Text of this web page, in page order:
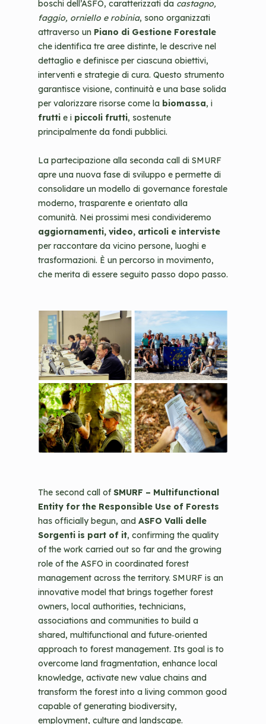
boschi dell’ASFO, caratterizzati da castagno,
faggio, orniello e robinia, sono organizzati
attraverso un Piano di Gestione Forestale
che identifica tre aree distinte, le descrive nel
dettaglio e definisce per ciascuna obiettivi,
interventi e strategie di cura. Questo strumento
garantisce visione, continuità e una base solida
per valorizzare risorse come la biomassa, i
fruttie i piccoli frutti, sostenute
principalmente da fondi pubblici.
La partecipazione alla seconda call di SMURF
apre una nuova fase di sviluppo e permette di
consolidare un modello di governance forestale
moderno, trasparente e orientato alla
comunità. Nei prossimi mesi condivideremo
aggiornamenti, video, articoli e interviste
per raccontare da vicino persone, luoghi e
trasformazioni. È un percorso in movimento,
che merita di essere seguito passo dopo passo.
The second call ofSMURF – Multifunctional
Entity for the Responsible Use of Forests
has officially begun, and ASFO Valli delle
Sorgenti is part of it, confirming the quality
of the work carried out so far and the growing
role of the ASFO in coordinated forest
management across the territory. SMURF is an
innovative model that brings together forest
owners, local authorities, technicians,
associations and communities to build a
shared, multifunctional and future‑oriented
approach to forest management. Its goal is to
overcome land fragmentation, enhance local
knowledge, activate new value chains and
transform the forest into a living common good
capable of generating biodiversity,
employment, culture and landscape.